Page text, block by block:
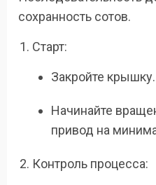
сохранность сотов.
Старт:
Закройте крышку.
Начинайте
привод на
Контроль процесса: